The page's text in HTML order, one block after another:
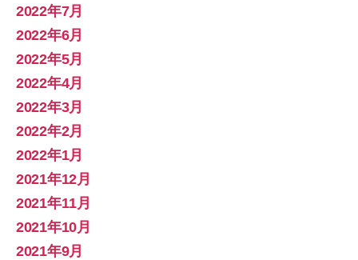
2022年7月
2022年6月
2022年5月
2022年4月
2022年3月
2022年2月
2022年1月
2021年12月
2021年11月
2021年10月
2021年9月